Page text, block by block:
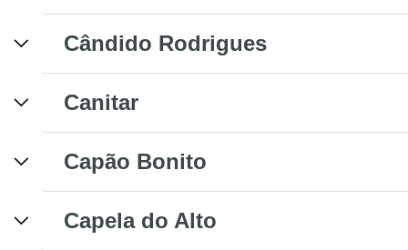
Cândido Rodrigues
Canitar
Capão Bonito
Capela do Alto